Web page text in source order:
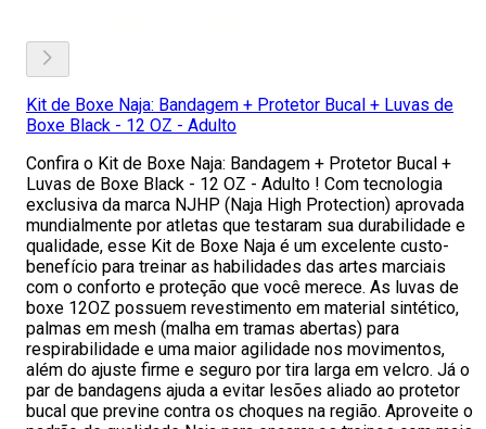
Kit de Boxe Naja: Bandagem + Protetor Bucal + Luvas de
Boxe Black - 12 OZ - Adulto
Confira o Kit de Boxe Naja: Bandagem + Protetor Bucal +
Luvas de Boxe Black - 12 OZ - Adulto ! Com tecnologia
exclusiva da marca NJHP (Naja High Protection) aprovada
mundialmente por atletas que testaram sua durabilidade e
qualidade, esse Kit de Boxe Naja é um excelente custo-
benefício para treinar as habilidades das artes marciais
com o conforto e proteção que você merece. As luvas de
boxe 12OZ possuem revestimento em material sintético,
palmas em mesh (malha em tramas abertas) para
respirabilidade e uma maior agilidade nos movimentos,
além do ajuste firme e seguro por tira larga em velcro. Já o
par de bandagens ajuda a evitar lesões aliado ao protetor
bucal que previne contra os choques na região. Aproveite o